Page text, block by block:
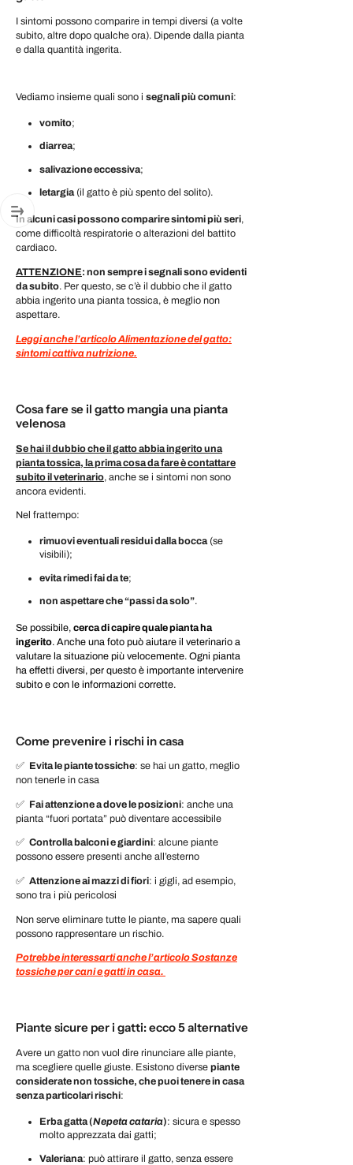
I sintomi possono comparire in tempi diversi (a volte
subito, altre dopo qualche ora). Dipende dalla pianta
e dalla quantità ingerita.
Vediamo insieme quali sono i segnali più comuni:
vomito;
diarrea;
salivazione eccessiva;
letargia(il gatto è più spento del solito).
In alcuni casi possono comparire sintomi più seri,
come difficoltà respiratorie o alterazioni del battito
cardiaco.
ATTENZIONE: non sempre i segnali sono evidenti
da subito. Per questo, se c’è il dubbio che il gatto
abbia ingerito una pianta tossica, è meglio non
aspettare.
Leggi anche l’articolo Alimentazione del gatto:
sintomi cattiva nutrizione.
Cosa fare se il gatto mangia una pianta
velenosa
Se hai il dubbio che il gatto abbia ingerito una
pianta tossica, la prima cosa da fare è contattare
subito il veterinario, anche se i sintomi non sono
ancora evidenti.
Nel frattempo:
rimuovi eventuali residui dalla bocca(se
visibili);
evita rimedi fai da te;
non aspettare che “passi da solo”.
Se possibile, cerca di capire quale pianta ha
ingerito. Anche una foto può aiutare il veterinario a
valutare la situazione più velocemente. Ogni pianta
ha effetti diversi, per questo è importante intervenire
subito e con le informazioni corrette.
Come prevenire i rischi in casa
✅ Evita le piante tossiche: se hai un gatto, meglio
non tenerle in casa
✅ Fai attenzione a dove le posizioni: anche una
pianta “fuori portata” può diventare accessibile
✅ Controlla balconi e giardini: alcune piante
possono essere presenti anche all’esterno
✅ Attenzione ai mazzi di fiori: i gigli, ad esempio,
sono tra i più pericolosi
Non serve eliminare tutte le piante, ma sapere quali
possono rappresentare un rischio.
Potrebbe interessarti anche l’articolo Sostanze
tossiche per cani e gatti in casa.
Piante sicure per i gatti: ecco 5 alternative
Avere un gatto non vuol dire rinunciare alle piante,
ma scegliere quelle giuste. Esistono diverse piante
considerate non tossiche, che puoi tenere in casa
senza particolari rischi:
Erba gatta (Nepeta cataria): sicura e spesso
molto apprezzata dai gatti;
Valeriana: può attirare il gatto, senza essere